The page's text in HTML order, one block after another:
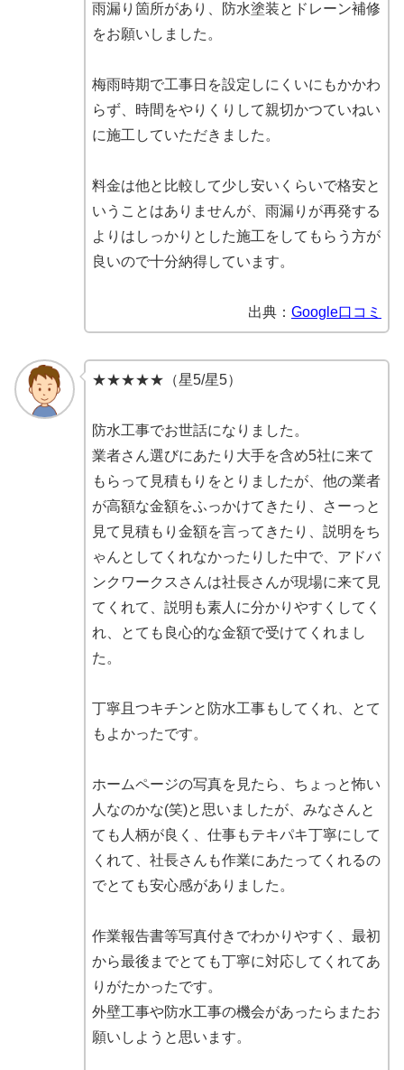
雨漏り箇所があり、防水塗装とドレーン補修
をお願いしました。
梅雨時期で工事日を設定しにくいにもかかわ
らず、時間をやりくりして親切かつていねい
に施工していただきました。
料金は他と比較して少し安いくらいで格安と
いうことはありませんが、雨漏りが再発する
よりはしっかりとした施工をしてもらう方が
良いので十分納得しています。
出典： Google口コミ
★★★★★（星5/星5）
防水工事でお世話になりました。
業者さん選びにあたり大手を含め5社に来て
もらって見積もりをとりましたが、他の業者
が高額な金額をふっかけてきたり、さーっと
見て見積もり金額を言ってきたり、説明をち
ゃんとしてくれなかったりした中で、アドバ
ンクワークスさんは社長さんが現場に来て見
てくれて、説明も素人に分かりやすくしてく
れ、とても良心的な金額で受けてくれまし
た。
丁寧且つキチンと防水工事もしてくれ、とて
もよかったです。
ホームページの写真を見たら、ちょっと怖い
人なのかな(笑)と思いましたが、みなさんと
ても人柄が良く、仕事もテキパキ丁寧にして
くれて、社長さんも作業にあたってくれるの
でとても安心感がありました。
作業報告書等写真付きでわかりやすく、最初
から最後までとても丁寧に対応してくれてあ
りがたかったです。
外壁工事や防水工事の機会があったらまたお
願いしようと思います。